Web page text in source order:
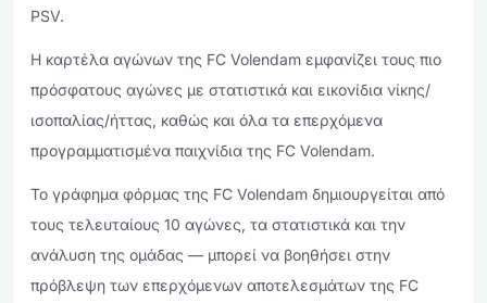
PSV.
Η καρτέλα αγώνων της FC Volendam εμφανίζει τους πιο
πρόσφατους αγώνες με στατιστικά και εικονίδια νίκης/
ισοπαλίας/ήττας, καθώς και όλα τα επερχόμενα
προγραμματισμένα παιχνίδια της FC Volendam.
Το γράφημα φόρμας της FC Volendam δημιουργείται από
τους τελευταίους 10 αγώνες, τα στατιστικά και την
ανάλυση της ομάδας — μπορεί να βοηθήσει στην
πρόβλεψη των επερχόμενων αποτελεσμάτων της FC